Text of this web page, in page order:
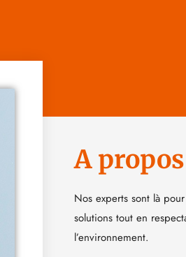
A propos
Nos experts sont là
solutions tout en
l’environnement.